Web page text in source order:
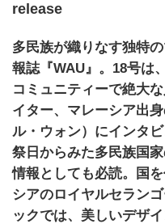
release
多民族が織りなす独特
報誌『WAU』。18号は
コミュニティーで絶大
イター、マレーシア出
ル・ウォン）にインタ
祭日からみた多民族国
情報としても必読。国
シアのロイヤルセラン
ックでは、美しいデザ